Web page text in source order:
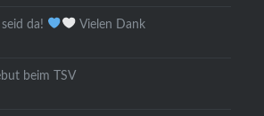
da! Vielen Dank
beim TSV